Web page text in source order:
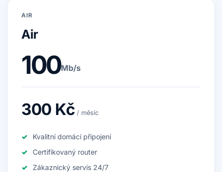
AIR
Air
100Mb/s
300 Kč / měsíc
Kvalitní domácí připojení
Certifikovaný router
Zákaznický servis 24/7